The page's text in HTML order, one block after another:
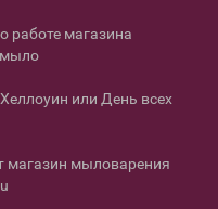
работе магазина
или День всех
магазин мыловарения